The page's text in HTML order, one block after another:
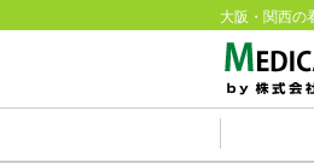
大阪・関西の